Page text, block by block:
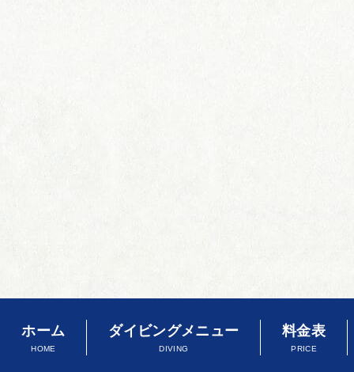
ホーム
HOME
ダイビングメニュー
DIVING
料金表
PRICE